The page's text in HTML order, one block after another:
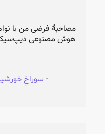
مصاحبهٔ فرضی من با
هوش مصنوعی
سوراخِ ⋅